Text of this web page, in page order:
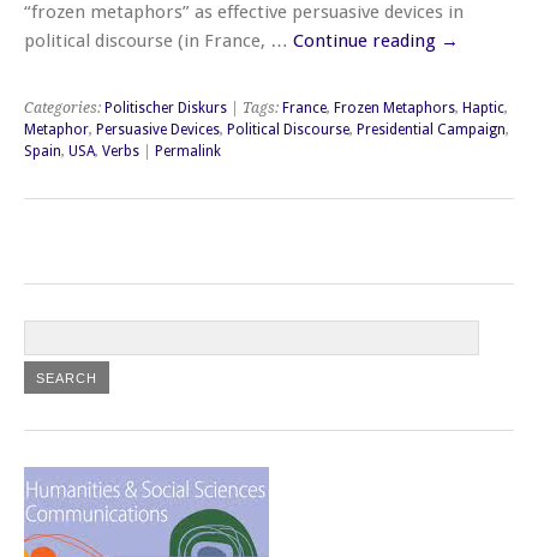
“frozen metaphors” as effective persuasive devices in
political discourse (in France, … Continue reading →
Categories: Politischer Diskurs | Tags: France, Frozen Metaphors, Haptic,
Metaphor, Persuasive Devices, Political Discourse, Presidential Campaign,
Spain, USA, Verbs Permalink